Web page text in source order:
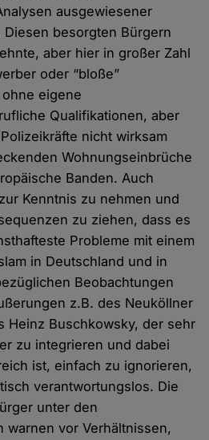
ausgewiesener
besorgten Bürgern
aber hier in großer Zahl
oder “bloße”
eigene
Qualifikationen, aber
nicht wirksam
Wohnungseinbrüche
Banden. Auch
Kenntnis zu nehmen und
zu ziehen, dass es
Probleme mit einem
in Deutschland und in
Beobachtungen
z.B. des Neuköllner
Heinz Buschkowsky, der sehr
zu integrieren und dabei
ist, einfach zu ignorieren,
verantwortungslos. Die
unter den
warnen vor Verhältnissen,